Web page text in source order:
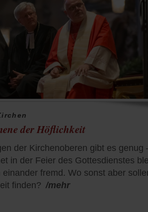
der Höflichkeit
der Kirchenoberen gibt es genug
in der Feier des Gottesdienstes
einander fremd. Wo sonst aber
finden? /mehr